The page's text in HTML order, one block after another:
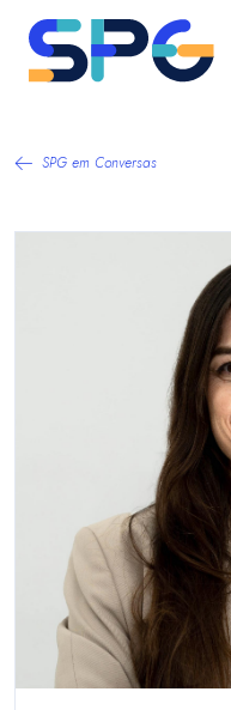
SPG em Conversas